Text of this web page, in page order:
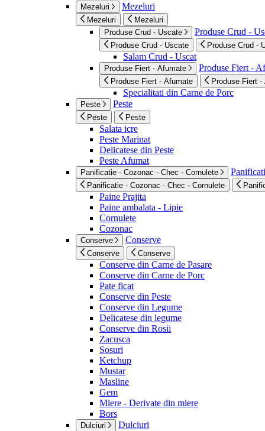
Mezeluri Mezeluri
Mezeluri
Mezeluri
Produse Crud - Uscate
Produse Crud -
Produse Crud - Uscate Produse Crud -
Salam Crud - Uscat
Produse Fiert - Afumate Produse Fiert -
Produse Fiert - Afumate Produse Fiert -
Specialitati din Carne de Porc
Peste Peste
Peste Peste
Salata icre
Peste Marinat
Delicatese din Peste
Peste Afumat
Panificatie - Cozonac - Chec - Cornulete
Panificatie - Cozonac - Chec - Cornulete
Paine Prajita
Paine ambalata - Lipie
Cornulete
Cozonac
Conserve Conserve
Conserve Conserve
Conserve din Carne de Pasare
Conserve din Carne de Porc
Pate ficat
Conserve din Peste
Conserve din Legume
Delicatese din legume
Conserve din Rosii
Zacusca
Sosuri
Ketchup
Mustar
Masline
Gem
Miere - Derivate din miere
Bors
Dulciuri Dulciuri